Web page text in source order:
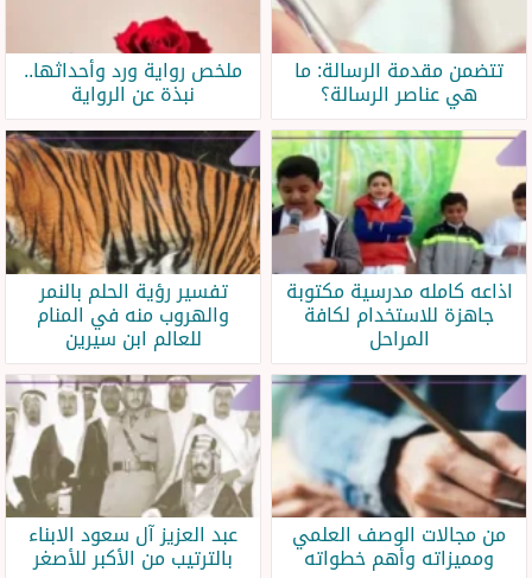
تتضمن مقدمة الرسالة: ما
هي عناصر الرسالة؟
ملخص رواية ورد وأحداثها..
نبذة عن الرواية
اذاعه كامله مدرسية مكتوبة
جاهزة للاستخدام لكافة
المراحل
تفسير رؤية الحلم بالنمر
والهروب منه في المنام
للعالم ابن سيرين
من مجالات الوصف العلمي
ومميزاته وأهم خطواته
عبد العزيز آل سعود الابناء
بالترتيب من الأكبر للأصغر